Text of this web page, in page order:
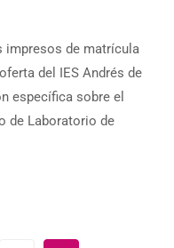
impresos de matrícula
del IES Andrés de
específica sobre el
de Laboratorio de